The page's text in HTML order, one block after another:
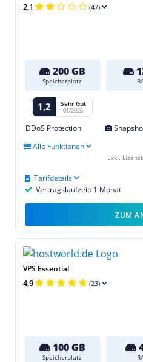
2,1 (47)
200 GB
Speicherplatz
1,2 Sehr Gut
01/2026
DDoS Protection
Alle Funktionen
Vertragslaufzeit: 1 Monat
Tarifdetails
Exkl.
ZUM
VPS Essential
4,9 (23)
100 GB
Speicherplatz